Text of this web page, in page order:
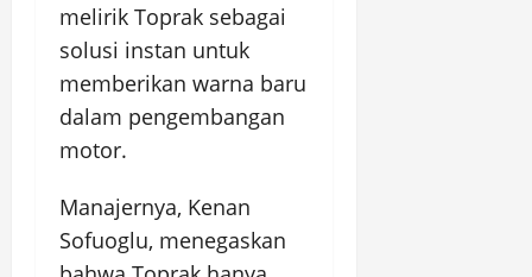
melirik Toprak sebagai
solusi instan untuk
memberikan warna baru
dalam pengembangan
motor.
Manajernya, Kenan
Sofuoglu, menegaskan